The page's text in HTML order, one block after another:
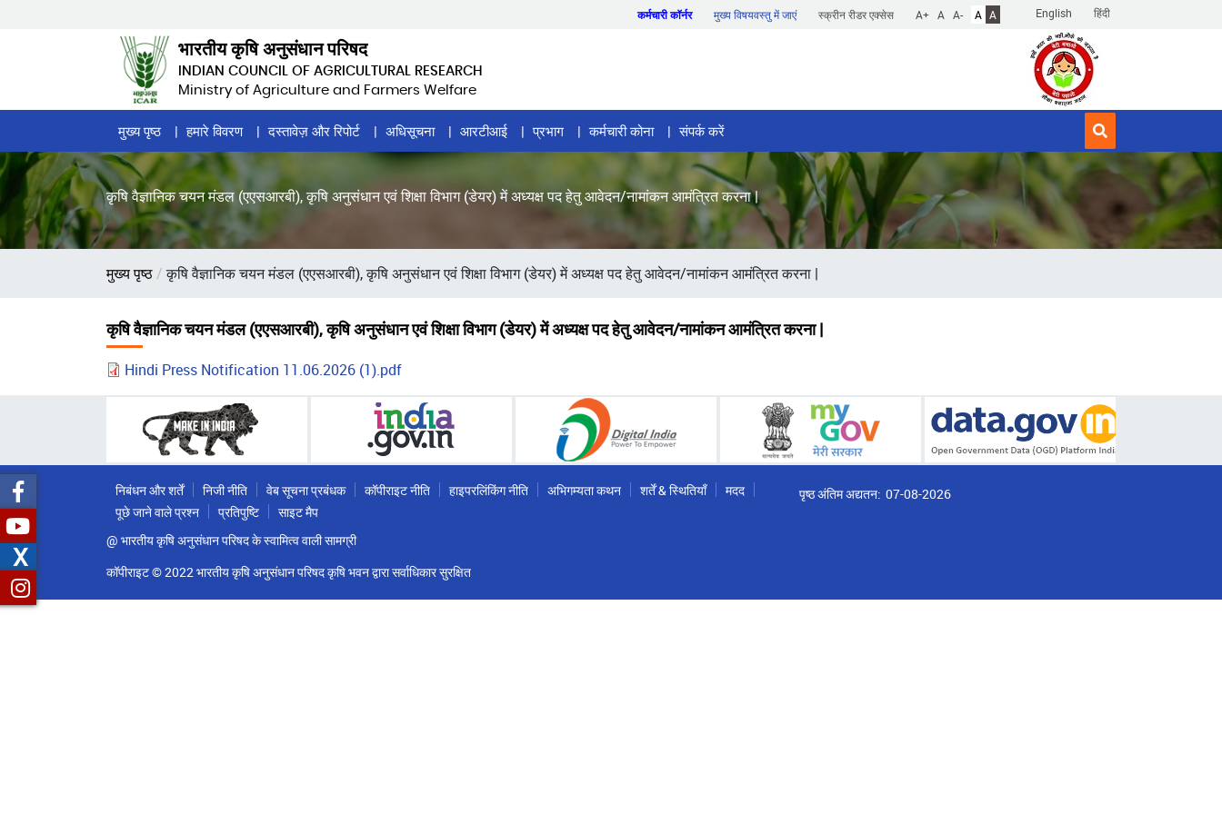
English हिंदी
कर्मचारी कॉर्नर मुख्य विषयवस्तु में जाएं स्क्रीन रीडर एक्सेस A+ A A- A A
भारतीय कृषि अनुसंधान परिषद
INDIAN COUNCIL OF AGRICULTURAL RESEARCH
Ministry of Agriculture and Farmers Welfare
Home
Page
Menu
मुख्य पृष्ठ हमारे विवरण दस्तावेज़ और रिपोर्ट अधिसूचना आरटीआई प्रभाग कर्मचारी कोना संपर्क करें
कृषि वैज्ञानिक चयन मंडल (एएसआरबी), कृषि अनुसंधान एवं शिक्षा विभाग (डेयर) में अध्यक्ष पद हेतु आवेदन/नामांकन आमंत्रित करना |
पग
मुख्य पृष्ठ कृषि वैज्ञानिक चयन मंडल (एएसआरबी), कृषि अनुसंधान एवं शिक्षा विभाग (डेयर) में अध्यक्ष पद हेतु आवेदन/नामांकन आमंत्रित करना |
कृषि वैज्ञानिक चयन मंडल (एएसआरबी), कृषि अनुसंधान एवं शिक्षा विभाग (डेयर) में अध्यक्ष पद हेतु आवेदन/नामांकन आमंत्रित करना |
Hindi Press Notification 11.06.2026 (1).pdf
निबंधन और शर्तें निजी नीति वेब सूचना प्रबंधक कॉपीराइट नीति हाइपरलिंकिंग नीति अभिगम्यता कथन शर्तें & स्थितियाँ
मदद
पूछे जाने वाले प्रश्न
प्रतिपुष्टि
साइट मैप
@ भारतीय कृषि अनुसंधान परिषद के स्वामित्व वाली सामग्री
कॉपीराइट © 2022 भारतीय कृषि अनुसंधान परिषद कृषि भवन द्वारा सर्वाधिकार सुरक्षित
पृष्ठ अंतिम अद्यतन: 07-08-2026
X